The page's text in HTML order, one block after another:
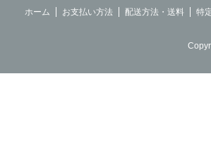
ホーム お支払い方法 配送方法・送料 特